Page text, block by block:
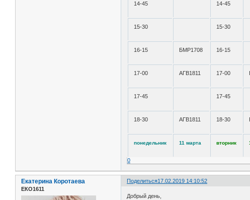
14-45 14-45
15-30 15-30
16-15 БМР1708 16-15
17-00 АГВ1811 17-00
17-45 17-45
18-30 АГВ1811 18-30
понедельник 11 марта вторник
0
Поделиться17.02.2019 14:10:52
Екатерина Коротаева
ЕКО1611
Добрый день,